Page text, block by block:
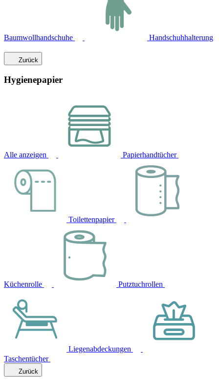
Baumwollhandschuhe Handschuhhalterung
Zurück
Hygienepapier
Alle anzeigen Papierhandtücher
Toilettenpapier
Küchenrolle Putztuchrollen
Liegenabdeckungen
Taschentücher
Zurück